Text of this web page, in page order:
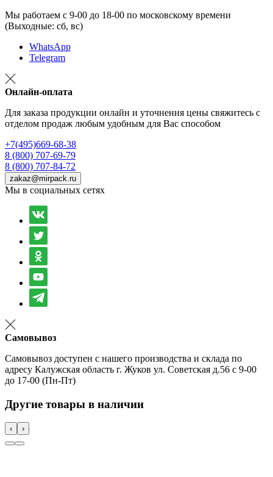
Мы работаем с 9-00 до 18-00 по московскому времени
(Выходные: сб, вс)
WhatsApp
Telegram
Онлайн-оплата
Для заказа продукции онлайн и уточнения цены свяжитесь с
отделом продаж любым удобным для Вас способом
+7(495)669-68-38
8 (800) 707-69-79
8 (800) 707-84-72
zakaz@mirpack.ru
Мы в социальных сетях
Самовывоз
Самовывоз доступен с нашего производства и склада по
адресу Калужская область г. Жуков ул. Советская д.56 с 9-00
до 17-00 (Пн-Пт)
Другие товары в наличии
‹ ›